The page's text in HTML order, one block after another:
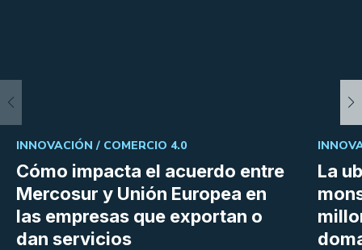
Cómo impacta el acuerdo entre
Mercosur y Unión Europea en
las empresas que exportan o
dan servicios
INNOVACIÓN / COMERCIO 4.0
La